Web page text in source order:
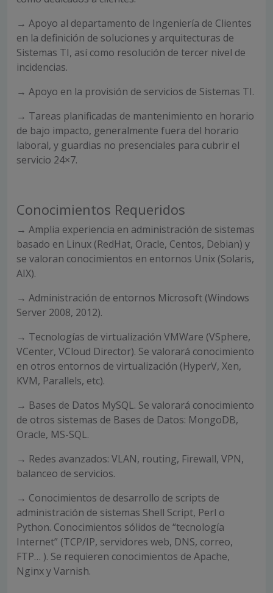
→ Apoyo al departamento de Ingeniería de Clientes
en la definición de soluciones y arquitecturas de
Sistemas TI, así como resolución de tercer nivel de
incidencias.
→ Apoyo en la provisión de servicios de Sistemas TI.
→ Tareas planificadas de mantenimiento en horario
de bajo impacto, generalmente fuera del horario
laboral, y guardias no presenciales para cubrir el
servicio 24×7.
Conocimientos Requeridos
→ Amplia experiencia en administración de sistemas
basado en Linux (RedHat, Oracle, Centos, Debian) y
se valoran conocimientos en entornos Unix (Solaris,
AIX).
→ Administración de entornos Microsoft (Windows
Server 2008, 2012).
→ Tecnologías de virtualización VMWare (VSphere,
VCenter, VCloud Director). Se valorará conocimiento
en otros entornos de virtualización (HyperV, Xen,
KVM, Parallels, etc).
→ Bases de Datos MySQL. Se valorará conocimiento
de otros sistemas de Bases de Datos: MongoDB,
Oracle, MS-SQL.
→ Redes avanzados: VLAN, routing, Firewall, VPN,
balanceo de servicios.
→ Conocimientos de desarrollo de scripts de
administración de sistemas Shell Script, Perl o
Python. Conocimientos sólidos de “tecnología
Internet” (TCP/IP, servidores web, DNS, correo,
FTP… ). Se requieren conocimientos de Apache,
Nginx y Varnish.